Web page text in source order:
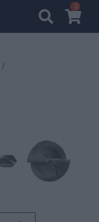
00
/